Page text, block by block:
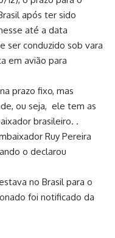
após ter sido
até a data
ser conduzido sob vara
em avião para
prazo fixo, mas
ou seja, ele tem as
brasileiro. .
Ruy Pereira
o declarou
no Brasil para o
foi notificado da